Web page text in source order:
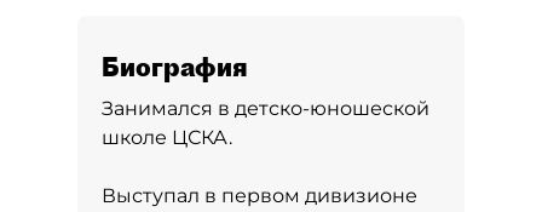
Биография
Занимался в детско-юношеской
школе ЦСКА.
Выступал в первом дивизионе